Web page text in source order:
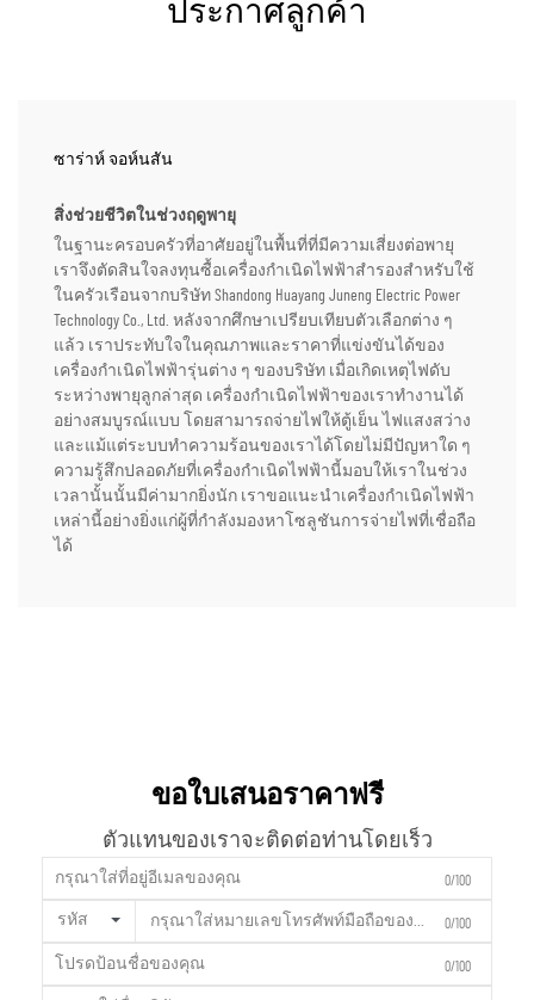
ประกาศลูกค้า
ซาร่าห์ จอห์นสัน
สิ่งช่วยชีวิตในช่วงฤดูพายุ
ในฐานะครอบครัวที่อาศัยอยู่ในพื้นที่ที่มีความเสี่ยงต่อพายุ
เราจึงตัดสินใจลงทุนซื้อเครื่องกำเนิดไฟฟ้าสำรองสำหรับใช้
ในครัวเรือนจากบริษัท Shandong Huayang Juneng Electric Power
Technology Co., Ltd. หลังจากศึกษาเปรียบเทียบตัวเลือกต่าง ๆ
แล้ว เราประทับใจในคุณภาพและราคาที่แข่งขันได้ของ
เครื่องกำเนิดไฟฟ้ารุ่นต่าง ๆ ของบริษัท เมื่อเกิดเหตุไฟดับ
ระหว่างพายุลูกล่าสุด เครื่องกำเนิดไฟฟ้าของเราทำงานได้
อย่างสมบูรณ์แบบ โดยสามารถจ่ายไฟให้ตู้เย็น ไฟแสงสว่าง
และแม้แต่ระบบทำความร้อนของเราได้โดยไม่มีปัญหาใด ๆ
ความรู้สึกปลอดภัยที่เครื่องกำเนิดไฟฟ้านี้มอบให้เราในช่วง
เวลานั้นนั้นมีค่ามากยิ่งนัก เราขอแนะนำเครื่องกำเนิดไฟฟ้า
เหล่านี้อย่างยิ่งแก่ผู้ที่กำลังมองหาโซลูชันการจ่ายไฟที่เชื่อถือ
ได้
ขอใบเสนอราคาฟรี
ตัวแทนของเราจะติดต่อท่านโดยเร็ว
0/100
รหัส 0/100
0/100